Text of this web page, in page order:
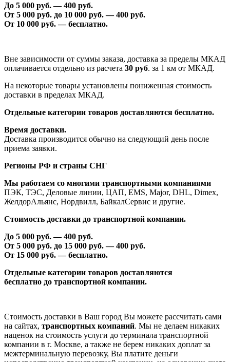
До 5 000 руб. —400 руб.
От 5 000 руб. до 10 000 руб. —400 руб.
От 10 000 руб. — бесплатно.
Вне зависимости от суммы заказа, доставка за пределы МКАД
оплачивается отдельно из расчета 30 руб. за 1 км от МКАД.
На некоторые товары установлены пониженная стоимость
доставки в пределах МКАД.
Отдельные категории товаров доставляются бесплатно.
Время доставки.
Доставка производится обычно на следующий день после
приема заявки.
Регионы РФ и страны СНГ
Мы работаем со многими транспортными компаниями
ПЭК, ТЭС, Деловые линии, ЦАП, EMS, Major, DHL, Dimex,
ЖелдорАльянс, Нордвилл, БайкалСервис и другие.
Стоимость доставки до транспортной компании.
До 5 000 руб. —400 руб.
От 5 000 руб. до 15 000 руб. —400 руб.
От 15 000 руб. — бесплатно.
Отдельные категории товаров доставляются
бесплатно до транспортной компании.
Стоимость доставки в Ваш город Вы можете рассчитать сами
на сайтах, транспортных компаний. Мы не делаем никаких
наценок на стоимость услуги до терминала транспортной
компании в г. Москве, а также не берем никаких доплат за
межтерминальную перевозку, Вы платите деньги